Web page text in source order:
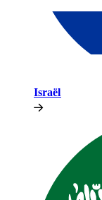
Israël​​